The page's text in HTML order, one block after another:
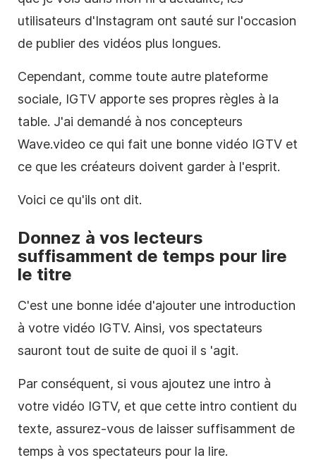
utilisateurs d'Instagram ont sauté sur l'occasion
de publier des vidéos plus longues.
Cependant, comme toute autre plateforme
sociale, IGTV apporte ses propres règles à la
table. J'ai demandé à nos concepteurs
Wave.video ce qui fait une bonne vidéo IGTV et
ce que les créateurs doivent garder à l'esprit.
Voici ce qu'ils ont dit.
Donnez à vos lecteurs
suffisamment de temps pour lire
le titre
C'est une bonne idée d'ajouter une introduction
à votre vidéo IGTV. Ainsi, vos spectateurs
sauront tout de suite de quoi il s 'agit.
Par conséquent, si vous ajoutez une intro à
votre vidéo IGTV, et que cette intro contient du
texte, assurez-vous de laisser suffisamment de
temps à vos spectateurs pour la lire.